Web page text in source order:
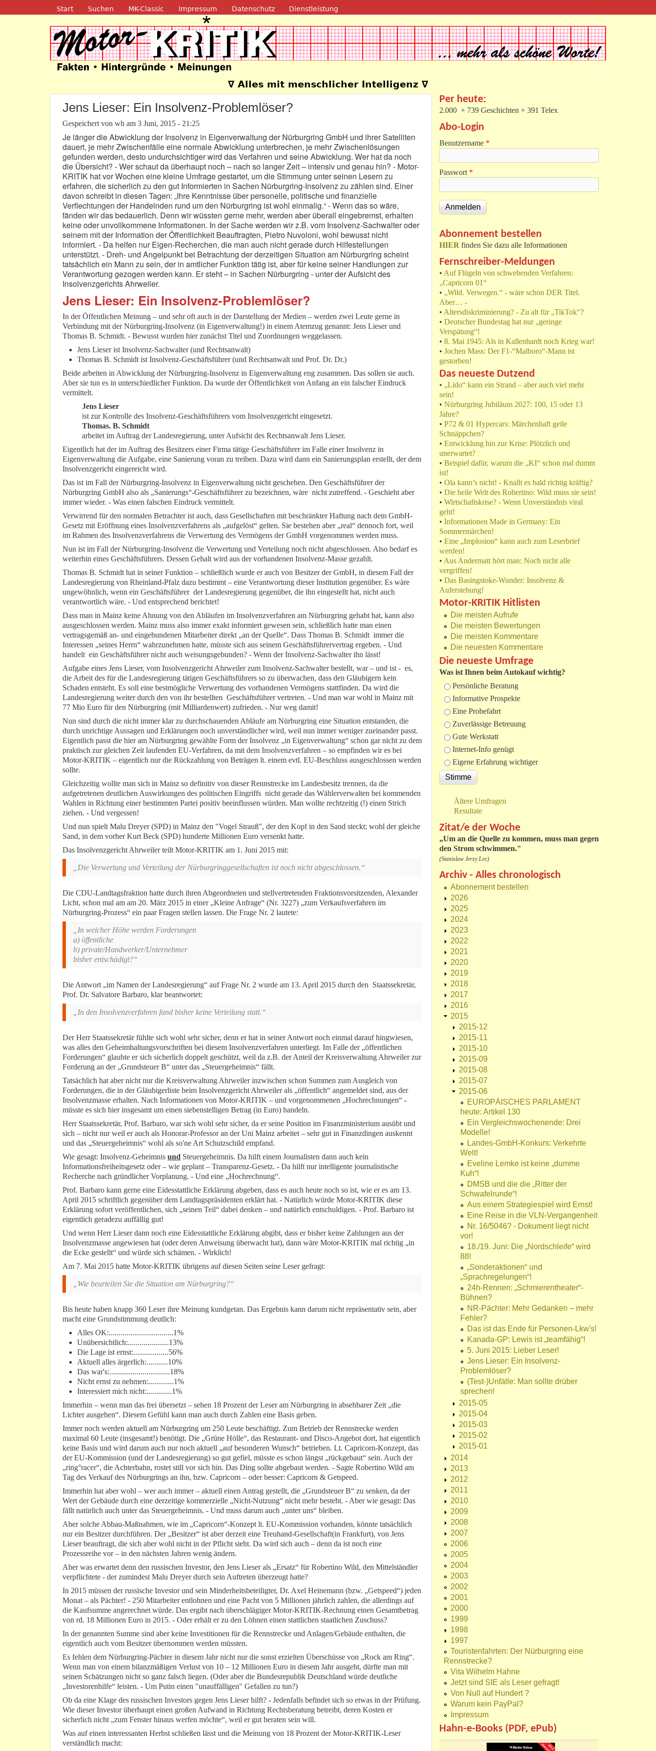
Direkt zum Inhalt
Navigation
Start Suchen MK-Classic Impressum Datenschutz Dienstleistung
Motor-Kritik.de∇ Alles mit menschlicher Intelligenz ∇
Jens Lieser: Ein Insolvenz-Problemlöser?
Gespeichert von wh am 3 Juni, 2015 - 21:25
Je länger die Abwicklung der Insolvenz in Eigenverwaltung der Nürburgring GmbH und ihrer Satelliten
dauert, je mehr Zwischenfälle eine normale Abwicklung unterbrechen, je mehr Zwischenlösungen
gefunden werden, desto undurchsichtiger wird das Verfahren und seine Abwicklung. Wer hat da noch
die Übersicht? - Wer schaut da überhaupt noch – nach so langer Zeit – intensiv und genau hin? - Motor-
KRITIK hat vor Wochen eine kleine Umfrage gestartet, um die Stimmung unter seinen Lesern zu
erfahren, die sicherlich zu den gut Informierten in Sachen Nürburgring-Insolvenz zu zählen sind. Einer
davon schreibt in diesen Tagen: „Ihre Kenntnisse über personelle, politische und finanzielle
Verflechtungen der Handelnden rund um den Nürburgring ist wohl einmalig.“ - Wenn das so wäre,
fänden wir das bedauerlich. Denn wir wüssten gerne mehr, werden aber überall eingebremst, erhalten
keine oder unvollkommene Informationen. In der Sache werden wir z.B. vom Insolvenz-Sachwalter oder
seinem mit der Information der Öffentlichkeit Beauftragten, Pietro Nuvoloni, wohl bewusst nicht
informiert. - Da helfen nur Eigen-Recherchen, die man auch nicht gerade durch Hilfestellungen
unterstützt. - Dreh- und Angelpunkt bei Betrachtung der derzeitigen Situation am Nürburgring scheint
tatsächlich ein Mann zu sein, der in amtlicher Funktion tätig ist, aber für keine seiner Handlungen zur
Verantwortung gezogen werden kann. Er steht – in Sachen Nürburgring - unter der Aufsicht des
Insolvenzgerichts Ahrweiler.
Jens Lieser: Ein Insolvenz-Problemlöser?
In der Öffentlichen Meinung – und sehr oft auch in der Darstellung der Medien – werden zwei Leute gerne in
Verbindung mit der Nürburgring-Insolvenz (in Eigenverwaltung!) in einem Atemzug genannt: Jens Lieser und
Thomas B. Schmidt. - Bewusst wurden hier zunächst Titel und Zuordnungen weggelassen.
Jens Lieser ist Insolvenz-Sachwalter (und Rechtsanwalt)
Thomas B. Schmidt ist Insolvenz-Geschäftsführer (und Rechtsanwalt und Prof. Dr. Dr.)
Beide arbeiten in Abwicklung der Nürburgring-Insolvenz in Eigenverwaltung eng zusammen. Das sollen sie auch.
Aber sie tun es in unterschiedlicher Funktion. Da wurde der Öffentlichkeit von Anfang an ein falscher Eindruck
vermittelt.
Jens Lieser
ist zur Kontrolle des Insolvenz-Geschäftsführers vom Insolvenzgericht eingesetzt.
Thomas. B. Schmidt
arbeitet im Auftrag der Landesregierung, unter Aufsicht des Rechtsanwalt Jens Lieser.
Eigentlich hat der im Auftrag des Besitzers einer Firma tätige Geschäftsführer im Falle einer Insolvenz in
Eigenverwaltung die Aufgabe, eine Sanierung voran zu treiben. Dazu wird dann ein Sanierungsplan erstellt, der dem
Insolvenzgericht eingereicht wird.
Das ist im Fall der Nürburgring-Insolvenz in Eigenverwaltung nicht geschehen. Den Geschäftsführer der
Nürburgring GmbH also als „Sanierungs“-Geschäftsführer zu bezeichnen, wäre nicht zutreffend. - Geschieht aber
immer wieder. - Was einen falschen Eindruck vermittelt.
Verwirrend für den normalen Betrachter ist auch, dass Gesellschaften mit beschränkter Haftung nach dem GmbH-
Gesetz mit Eröffnung eines Insolvenzverfahrens als „aufgelöst“ gelten. Sie bestehen aber „real“ dennoch fort, weil
im Rahmen des Insolvenzverfahrens die Verwertung des Vermögens der GmbH vorgenommen werden muss.
Nun ist im Fall der Nürburgring-Insolvenz die Verwertung und Verteilung noch nicht abgeschlossen. Also bedarf es
weiterhin eines Geschäftsführers. Dessen Gehalt wird aus der vorhandenen Insolvenz-Masse gezahlt.
Thomas B. Schmidt hat in seiner Funktion – schließlich wurde er auch von Besitzer der GmbH, in diesem Fall der
Landesregierung von Rheinland-Pfalz dazu bestimmt – eine Verantwortung dieser Institution gegenüber. Es wäre
ungewöhnlich, wenn ein Geschäftsführer der Landesregierung gegenüber, die ihn eingestellt hat, nicht auch
verantwortlich wäre. - Und entsprechend berichtet!
Dass man in Mainz keine Ahnung von den Abläufen im Insolvenzverfahren am Nürburgring gehabt hat, kann also
ausgeschlossen werden. Mainz muss also immer exakt informiert gewesen sein, schließlich hatte man einen
vertragsgemäß an- und eingebundenen Mitarbeiter direkt „an der Quelle“. Dass Thomas B. Schmidt immer die
Interessen „seines Herrn“ wahrzunehmen hatte, müsste sich aus seinem Geschäftsführervertrag ergeben. - Und
handelt ein Geschäftsführer nicht auch weisungsgebunden? - Wenn der Insolvenz-Sachwalter ihn lässt!
Aufgabe eines Jens Lieser, vom Insolvenzgericht Ahrweiler zum Insolvenz-Sachwalter bestellt, war – und ist - es,
die Arbeit des für die Landesregierung tätigen Geschäftsführers so zu überwachen, dass den Gläubigern kein
Schaden entsteht. Es soll eine bestmögliche Verwertung des vorhandenen Vermögens stattfinden. Da wird die
Landesregierung weiter durch den von ihr bestellten Geschäftsführer vertreten. - Und man war wohl in Mainz mit
77 Mio Euro für den Nürburgring (mit Milliardenwert) zufrieden. - Nur weg damit!
Nun sind durch die nicht immer klar zu durchschauenden Abläufe am Nürburgring eine Situation entstanden, die
durch unrichtige Aussagen und Erklärungen noch unverständlicher wird, weil nun immer weniger zueinander passt.
Eigentlich passt die hier am Nürburgring gewählte Form der Insolvenz „in Eigenverwaltung“ schon gar nicht zu dem
praktisch zur gleichen Zeit laufenden EU-Verfahren, da mit dem Insolvenzverfahren – so empfinden wir es bei
Motor-KRITIK – eigentlich nur die Rückzahlung von Beträgen lt. einem evtl. EU-Beschluss ausgeschlossen werden
sollte.
Gleichzeitig wollte man sich in Mainz so definitiv von dieser Rennstrecke im Landesbesitz trennen, da die
aufgetretenen deutlichen Auswirkungen des politischen Eingriffs nicht gerade das Wählerverwalten bei kommenden
Wahlen in Richtung einer bestimmten Partei positiv beeinflussen würden. Man wollte rechtzeitig (!) einen Strich
ziehen. - Und vergessen!
Und nun spielt Malu Dreyer (SPD) in Mainz den "Vogel Strauß", der den Kopf in den Sand steckt; wohl der gleiche
Sand, in dem vorher Kurt Beck (SPD) hunderte Millionen Euro versenkt hatte.
Das Insolvenzgericht Ahrweiler teilt Motor-KRITIK am 1. Juni 2015 mit:
„Die Verwertung und Verteilung der Nürburgringgesellschaften ist noch nicht abgeschlossen.“
Die CDU-Landtagsfraktion hatte durch ihren Abgeordneten und stellvertretenden Fraktionsvorsitzenden, Alexander
Licht, schon mal am am 20. März 2015 in einer „Kleine Anfrage“ (Nr. 3227) „zum Verkaufsverfahren im
Nürburgring-Prozess“ ein paar Fragen stellen lassen. Die Frage Nr. 2 lautete:
„In welcher Höhe werden Forderungen
a) öffentliche
b) private/Handwerker/Unternehmer
bisher entschädigt?“
Die Antwort „im Namen der Landesregierung“ auf Frage Nr. 2 wurde am 13. April 2015 durch den Staatssekretär,
Prof. Dr. Salvatore Barbaro, klar beantwortet:
„In den Insolvenzverfahren fand bisher keine Verteilung statt.“
Der Herr Staatssekretär fühlte sich wohl sehr sicher, denn er hat in seiner Antwort noch einmal darauf hingwiesen,
was alles den Geheimhaltungsvorschriften bei diesem Insolvenzverfahren unterliegt. Im Falle der „öffentlichen
Forderungen“ glaubte er sich sicherlich doppelt geschützt, weil da z.B. der Anteil der Kreisverwaltung Ahrweiler zur
Forderung an der „Grundsteuer B“ unter das „Steuergeheimnis“ fällt.
Tatsächlich hat aber nicht nur die Kreisverwaltung Ahrweiler inzwischen schon Summen zum Ausgleich von
Forderungen, die in der Gläubigerliste beim Insolvenzgericht Ahrweiler als „öffentlich“ angemeldet sind, aus der
Insolvenzmasse erhalten. Nach Informationen von Motor-KRITIK – und vorgenommenen „Hochrechnungen“ -
müsste es sich hier insgesamt um einen siebenstelligen Betrag (in Euro) handeln.
Herr Staatssekretär, Prof. Barbaro, war sich wohl sehr sicher, da er seine Position im Finanzministerium ausübt und
sich – nicht nur weil er auch als Honorar-Professor an der Uni Mainz arbeitet – sehr gut in Finanzdingen auskennt
und das „Steuergeheimnis“ wohl als so'ne Art Schutzschild empfand.
Wie gesagt: Insolvenz-Geheimnis und Steuergeheimnis. Da hilft einem Journalisten dann auch kein
Informationsfreiheitsgesetz oder – wie geplant – Transparenz-Gesetz. - Da hilft nur intelligente journalistische
Recherche nach gründlicher Vorplanung. - Und eine „Hochrechnung“.
Prof. Barbaro kann gerne eine Eidesstattliche Erklärung abgeben, dass es auch heute noch so ist, wie er es am 13.
April 2015 schriftlich gegenüber dem Landtagspräsidenten erklärt hat. - Natürlich würde Motor-KRITIK diese
Erklärung sofort veröffentlichen, sich „seinen Teil“ dabei denken – und natürlich entschuldigen. - Prof. Barbaro ist
eigentlich geradezu auffällig gut!
Und wenn Herr Lieser dann noch eine Eidesstattliche Erklärung abgibt, dass er bisher keine Zahlungen aus der
Insolvenzmasse angewiesen hat (oder deren Anweisung überwacht hat), dann wäre Motor-KRITIK mal richtig „in
die Ecke gestellt“ und würde sich schämen. - Wirklich!
Am 7. Mai 2015 hatte Motor-KRITIK übrigens auf diesen Seiten seine Leser gefragt:
„Wie beurteilen Sie die Situation am Nürburgring?“
Bis heute haben knapp 360 Leser ihre Meinung kundgetan. Das Ergebnis kann darum nicht repräsentativ sein, aber
macht eine Grundstimmung deutlich:
Alles OK:.................................1%
Unübersichtlich:.....................13%
Die Lage ist ernst:..................56%
Aktuell alles ärgerlich:...........10%
Das war's:...............................18%
Nicht ernst zu nehmen:.............1%
Interessiert mich nicht:.............1%
Immerhin – wenn man das frei übersetzt – sehen 18 Prozent der Leser am Nürburgring in absehbarer Zeit „die
Lichter ausgehen“. Diesem Gefühl kann man auch durch Zahlen eine Basis geben.
Immer noch werden aktuell am Nürburgring um 250 Leute beschäftigt. Zum Betrieb der Rennstrecke werden
maximal 60 Leute (insgesamt!) benötigt. Die „Grüne Hölle“, das Restaurant- und Disco-Angebot dort, hat eigentlich
keine Basis und wird darum auch nur noch aktuell „auf besonderen Wunsch“ betrieben. Lt. Capricorn-Konzept, das
der EU-Kommission (und der Landesregierung) so gut gefiel, müsste es schon längst „rückgebaut“ sein. Auch der
„ring°racer“, die Achterbahn, rostet still vor sich hin. Das Ding sollte abgebaut werden. - Sagte Robertino Wild am
Tag des Verkauf des Nürburgrings an ihn, bzw. Capricorn – oder besser: Capricorn & Getspeed.
Immerhin hat aber wohl – wer auch immer – aktuell einen Antrag gestellt, die „Grundsteuer B“ zu senken, da der
Wert der Gebäude durch eine derzeitige kommerzielle „Nicht-Nutzung“ nicht mehr besteht. - Aber wie gesagt: Das
fällt natürlich auch unter das Steuergeheimnis. - Und muss darum auch „unter uns“ bleiben.
Aber solche Abbau-Maßnahmen, wie im „Capricorn“-Konzept lt. EU-Kommission vorhanden, könnte tatsächlich
nur ein Besitzer durchführen. Der „Besitzer“ ist aber derzeit eine Treuhand-Gesellschaft(in Frankfurt), von Jens
Lieser beauftragt, die sich aber wohl nicht in der Pflicht sieht. Da wird sich auch – denn da ist noch eine
Prozessreihe vor – in den nächsten Jahren wenig ändern.
Aber was erwartet denn den russischen Investor, den Jens Lieser als „Ersatz“ für Robertino Wild, den Mittelständler
verpflichtete - der zumindest Malu Dreyer durch sein Auftreten überzeugt hatte?
In 2015 müssen der russische Investor und sein Minderheitsbeteiligter, Dr. Axel Heinemann (bzw. „Getspeed“) jeden
Monat – als Pächter! - 250 Mitarbeiter entlohnen und eine Pacht von 5 Millionen jährlich zahlen, die allerdings auf
die Kaufsumme angerechnet würde. Das ergibt nach überschlägiger Motor-KRITIK-Rechnung einen Gesamtbetrag
von rd. 18 Millionen Euro in 2015. - Oder erhält er zu den Löhnen einen stattlichen staatlichen Zuschuss?
In der genannten Summe sind aber keine Investitionen für die Rennstrecke und Anlagen/Gebäude enthalten, die
eigentlich auch vom Besitzer übernommen werden müssten.
Es fehlen dem Nürburgring-Pächter in diesem Jahr nicht nur die sonst erzielten Überschüsse von „Rock am Ring“.
Wenn man von einem bilanzmäßigen Verlust von 10 – 12 Millionen Euro in diesem Jahr ausgeht, dürfte man mit
seinen Schätzungen nicht so ganz falsch liegen. (Oder aber die Bundesrepublik Deutschland würde deutliche
„Investorenhilfe“ leisten. - Um Putin einen "unauffälligen" Gefallen zu tun?)
Ob da eine Klage des russischen Investors gegen Jens Lieser hilft? - Jedenfalls befindet sich so etwas in der Prüfung.
Wie dieser Investor überhaupt einen großen Aufwand in Richtung Rechtsberatung betreibt, deren Kosten er
sicherlich nicht „zum Fenster hinaus werfen möchte“, weil er gut beraten sein will.
Was auf einen interessanten Herbst schließen lässt und die Meinung von 18 Prozent der Motor-KRITIK-Leser
verständlich macht:
Per heute:
2.000 + 739 Geschichten + 391 Telex
Abo-Login
Benutzername *
Passwort *
Abonnement bestellen
HIER finden Sie dazu alle Informationen
Fernschreiber-Meldungen
• Auf Flügeln von schwebenden Verfahren:
„Capricorn 01“
• „Wild. Verwegen.“ - wäre schon DER Titel.
Aber… -
• Altersdiskriminierung? - Zu alt für „TikTok“?
• Deutscher Bundestag hat nur „geringe
Verspätung“!
• 8. Mai 1945: Als in Kallenhardt noch Krieg war!
• Jochen Mass: Der F1-“Malboro“-Mann ist
gestorben!
Das neueste Dutzend
• „Lido“ kann ein Strand – aber auch viel mehr
sein!
• Nürburgring Jubiläum 2027: 100, 15 oder 13
Jahre?
• P72 & 01 Hypercars: Märchenhaft geile
Schnäppchen?
• Entwicklung hin zur Krise: Plötzlich und
unerwartet?
• Beispiel dafür, warum die „KI“ schon mal dumm
ist!
• Ola kann’s nicht! - Knallt es bald richtig kräftig?
• Die heile Welt des Robertino: Wild muss sie sein!
• Wirtschaftskrise? - Wenn Unverständnis viral
geht!
• Informationen Made in Germany: Ein
Sommermärchen!
• Eine „Implosion“ kann auch zum Leserbrief
werden!
• Aus Andermatt hört man: Noch nicht alle
vergriffen!
• Das Basingstoke-Wunder: Insolvenz &
Auferstehung!
Motor-KRITIK Hitlisten
Die meisten Aufrufe
Die meisten Bewertungen
Die meisten Kommentare
Die neuesten Kommentare
Die neueste Umfrage
Was ist Ihnen beim Autokauf wichtig?
Auswahlmöglichkeiten
Persönliche Beratung
Informative Prospekte
Eine Probefahrt
Zuverlässige Betreuung
Gute Werkstatt
Internet-Info genügt
Eigene Erfahrung wichtiger
Ältere Umfragen
Resultate
Zitat/e der Woche
„Um an die Quelle zu kommen, muss man gegen
den Strom schwimmen."
(Stanislaw Jerzy Lec)
Archiv - Alles chronologisch
Abonnement bestellen
2026
2025
2024
2023
2022
2021
2020
2019
2018
2017
2016
2015
2015-12
2015-11
2015-10
2015-09
2015-08
2015-07
2015-06
EUROPÄISCHES PARLAMENT
heute: Artikel 130
Ein Vergleichswochenende: Drei
Modelle!
Landes-GmbH-Konkurs: Verkehrte
Welt!
Eveline Lemke ist keine „dumme
Kuh“!
DMSB und die die „Ritter der
Schwafelrunde“!
Aus einem Strategiespiel wird Ernst!
Eine Reise in die VLN-Vergangenheit
Nr. 16/5046? - Dokument liegt nicht
vor!
18./19. Juni: Die „Nordschleife“ wird
88!
„Sonderaktionen“ und
„Sprachregelungen“!
24h-Rennen: „Schmierentheater“-
Bühnen?
NR-Pächter: Mehr Gedanken – mehr
Fehler?
Das ist das Ende für Personen-Lkw's!
Kanada-GP: Lewis ist „teamfähig“!
5. Juni 2015: Lieber Leser!
Jens Lieser: Ein Insolvenz-
Problemlöser?
(Test-)Unfälle: Man sollte drüber
sprechen!
2015-05
2015-04
2015-03
2015-02
2015-01
2014
2013
2012
2011
2010
2009
2008
2007
2006
2005
2004
2003
2002
2001
2000
1999
1998
1997
Touristenfahrten: Der Nürburgring eine
Rennstrecke?
Vita Wilhelm Hahne
Jetzt sind SIE als Leser gefragt!
Von Null auf Hundert ?
Warum kein PayPal?
Impressum
Hahn-e-Books (PDF, ePub)